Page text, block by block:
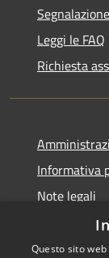
Leggi le FAQ
Richiesta
Informativa
Note legali
Questo sito